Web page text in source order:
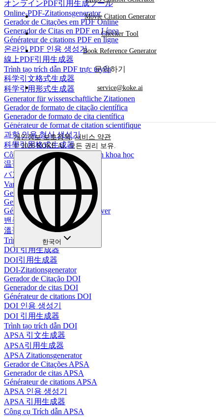
オンラインPDF引用生成ツール
Online-PDF-Zitationsgenerator
Gerador de Citações em PDF Online
Generador de Citas en PDF en Línea
Générateur de citations PDF en ligne
온라인 PDF 인용 생성기
線上PDF引用生成器
Trình tạo trích dẫn PDF trực tuyến
科学引文格式生成器
科学引用形式生成器
Generator für wissenschaftliche Zitationen
Gerador de formato de citação científica
Generador de formato de cita científica
Générateur de format de citation scientifique
과학 인용 형식 생성기
科學引用格式生成器
Công cụ tạo định dạng trích dẫn khoa học
温哥华引用生成器
バンクーバー引用生成器
Vancouver-Zitationsgenerator
Gerador de citações Vancouver
Generador de citas Vancouver
Générateur de citations Vancouver
밴쿠버 인용 생성기
溫哥華引用生成器
Trình tạo trích dẫn Vancouver
DOI 引用生成器
DOI引用生成器
DOI-Zitationsgenerator
Gerador de Citação DOI
Generador de citas DOI
Générateur de citations DOI
DOI 인용 생성기
DOI 引用生成器
Trình tạo trích dẫn DOI
APSA 引文生成器
APSA引用生成器
APSA Zitationsgenerator
Gerador de Citações APSA
Generador de citas APSA
Générateur de citations APSA
APSA 인용 생성기
APSA 引用生成器
Công cụ Trích dẫn APSA
Movie Citation Generator
Checker Tool
Book Reference Generator
문의하기
service@koke.ai
개인정보 보호정책,서비스 약관
© 2026 KOKE AI. 모든 권리 보유.
한국어